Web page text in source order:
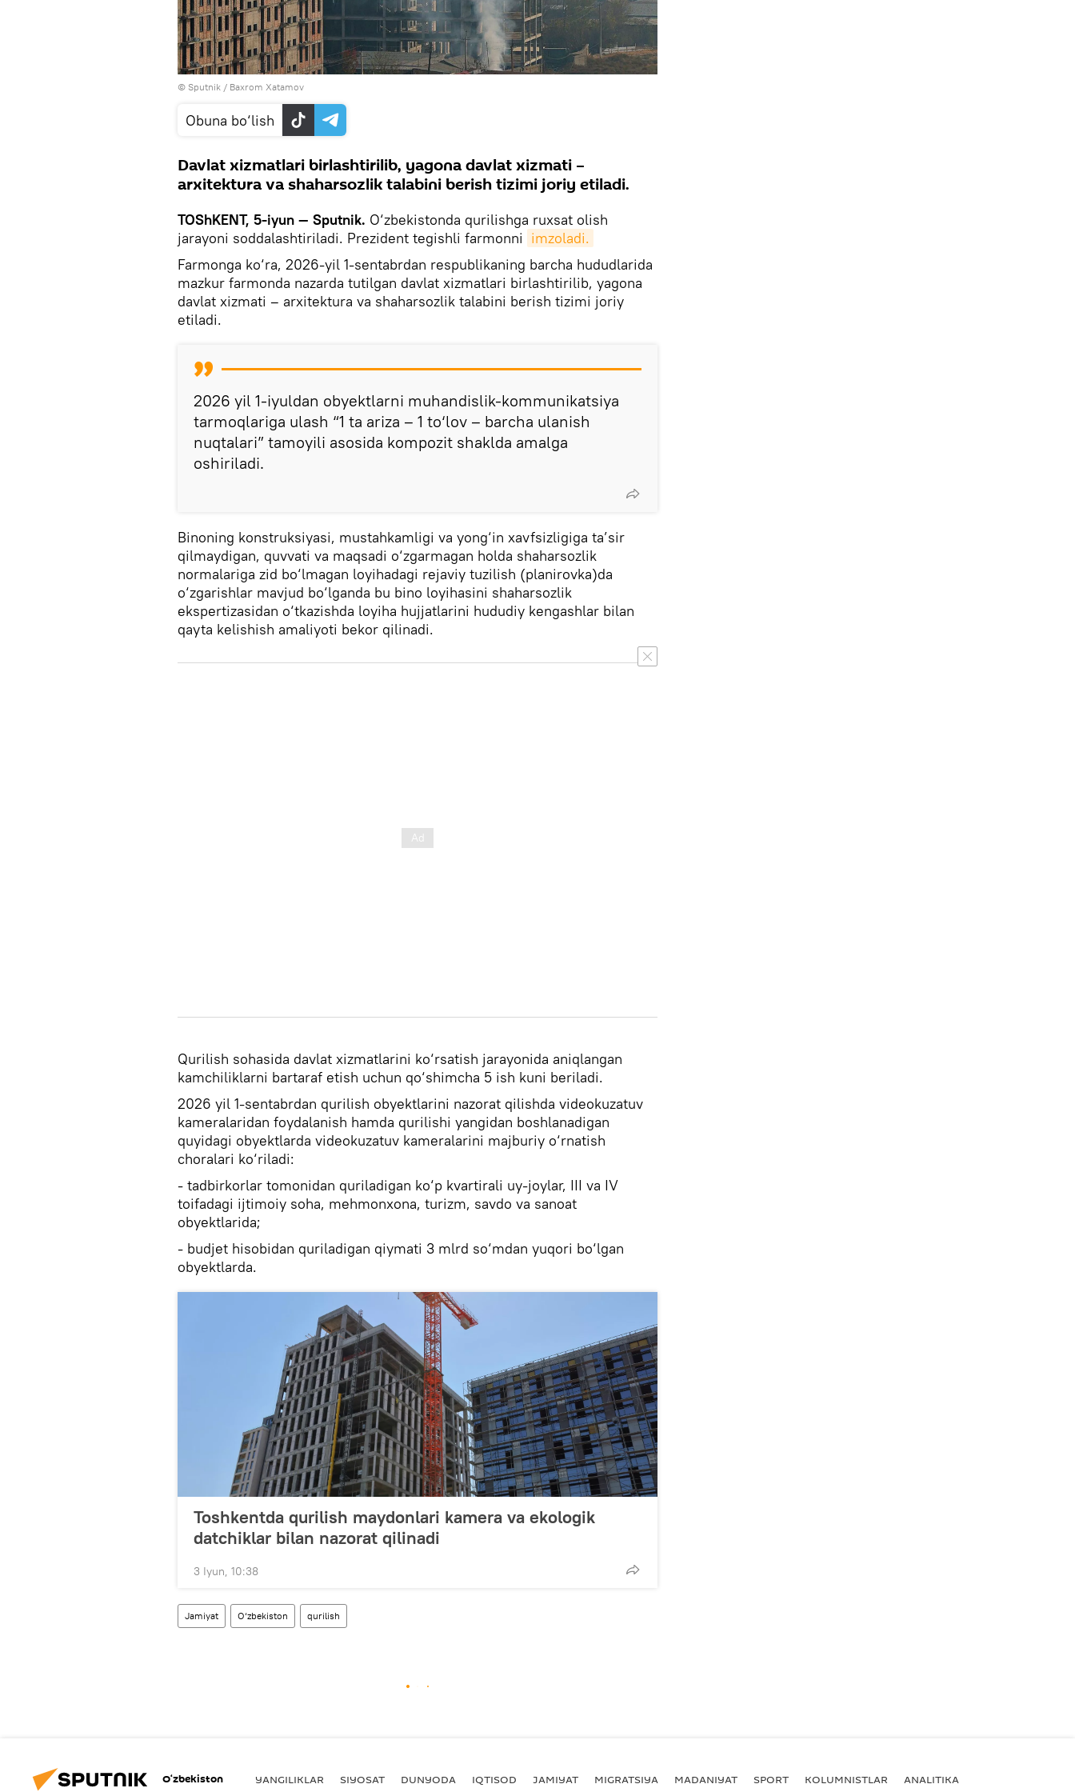
© Sputnik / Baxrom Xatamov
Obuna bo‘lish
Davlat xizmatlari birlashtirilib, yagona davlat xizmati –
arxitektura va shaharsozlik talabini berish tizimi joriy etiladi.
TOShKENT, 5-iyun — Sputnik. O‘zbekistonda qurilishga ruxsat olish
jarayoni soddalashtiriladi. Prezident tegishli farmonni imzoladi.
Farmonga ko‘ra, 2026-yil 1-sentabrdan respublikaning barcha hududlarida
mazkur farmonda nazarda tutilgan davlat xizmatlari birlashtirilib, yagona
davlat xizmati – arxitektura va shaharsozlik talabini berish tizimi joriy
etiladi.
2026 yil 1-iyuldan obyektlarni muhandislik-kommunikatsiya
tarmoqlariga ulash “1 ta ariza – 1 to‘lov – barcha ulanish
nuqtalari” tamoyili asosida kompozit shaklda amalga
oshiriladi.
Binoning konstruksiyasi, mustahkamligi va yong‘in xavfsizligiga ta’sir
qilmaydigan, quvvati va maqsadi o‘zgarmagan holda shaharsozlik
normalariga zid bo‘lmagan loyihadagi rejaviy tuzilish (planirovka)da
o‘zgarishlar mavjud bo‘lganda bu bino loyihasini shaharsozlik
ekspertizasidan o‘tkazishda loyiha hujjatlarini hududiy kengashlar bilan
qayta kelishish amaliyoti bekor qilinadi.
Qurilish sohasida davlat xizmatlarini ko‘rsatish jarayonida aniqlangan
kamchiliklarni bartaraf etish uchun qo‘shimcha 5 ish kuni beriladi.
2026 yil 1-sentabrdan qurilish obyektlarini nazorat qilishda videokuzatuv
kameralaridan foydalanish hamda qurilishi yangidan boshlanadigan
quyidagi obyektlarda videokuzatuv kameralarini majburiy o‘rnatish
choralari ko‘riladi:
- tadbirkorlar tomonidan quriladigan ko‘p kvartirali uy-joylar, III va IV
toifadagi ijtimoiy soha, mehmonxona, turizm, savdo va sanoat
obyektlarida;
- budjet hisobidan quriladigan qiymati 3 mlrd so‘mdan yuqori bo‘lgan
obyektlarda.
Toshkentda qurilish maydonlari kamera va ekologik
datchiklar bilan nazorat qilinadi
3 Iyun, 10:38
Jamiyat O‘zbekiston qurilish
O‘zbekiston YANGILIKLAR SIYOSAT DUNYODA IQTISOD JAMIYAT MIGRATSIYA MADANIYAT SPORT KOLUMNISTLAR ANALITIKA